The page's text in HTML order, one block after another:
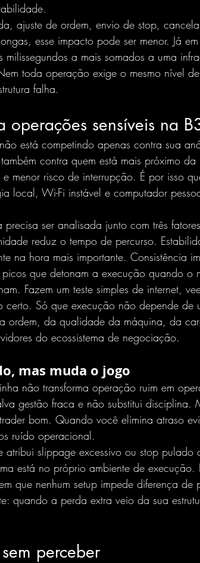
ajuste de ordem, envio de stop,
esse impacto pode ser menor. Já
a mais somados a uma
toda operação exige o mesmo nível
falha.
sensíveis na
está competindo apenas contra sua
contra quem está mais próximo da
menor risco de interrupção. É por isso
local, Wi-Fi instável e computador
precisa ser analisada junto com três
reduz o tempo de percurso.
na hora mais importante. Consistência
que detonam a execução quando o
Fazem um teste simples de internet,
certo. Só que execução não depende de
ordem, da qualidade da máquina, da
do ecossistema de negociação.
mas muda o jogo
não transforma operação ruim em
gestão fraca e não substitui disciplina.
bom. Quando você elimina atraso
ruído operacional.
atribui slippage excessivo ou stop pulado
está no próprio ambiente de execução.
que nenhum setup impede diferença de
quando a perda extra veio da sua
perceber